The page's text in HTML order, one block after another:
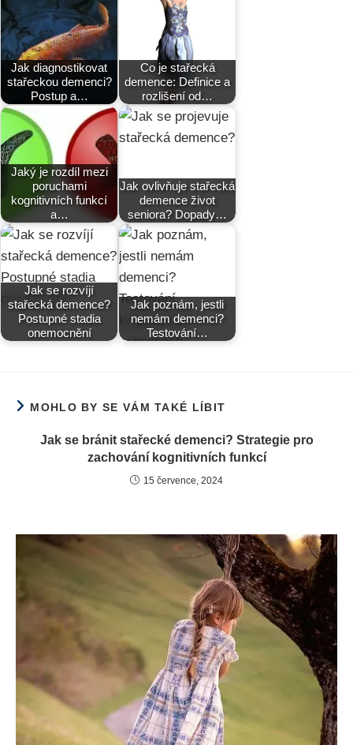
Jak diagnostikovat
stařeckou demenci?
Postup a…
Co je stařecká
demence: Definice a
rozlišení od…
Jaký je rozdíl mezi
poruchami
kognitivních funkcí
a…
Jak ovlivňuje stařecká
demence život
seniora? Dopady…
Jak se rozvíjí
stařecká demence?
Postupné stadia
onemocnění
Jak poznám, jestli
nemám demenci?
Testování…
MOHLO BY SE VÁM TAKÉ LÍBIT
Jak se bránit stařecké demenci? Strategie pro
zachování kognitivních funkcí
15 července, 2024